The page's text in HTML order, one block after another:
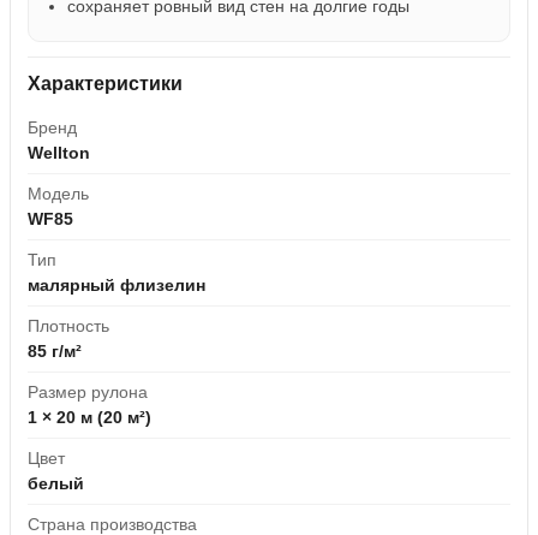
сохраняет ровный вид стен на долгие годы
Характеристики
Бренд
Wellton
Модель
WF85
Тип
малярный флизелин
Плотность
85 г/м²
Размер рулона
1 × 20 м (20 м²)
Цвет
белый
Страна производства